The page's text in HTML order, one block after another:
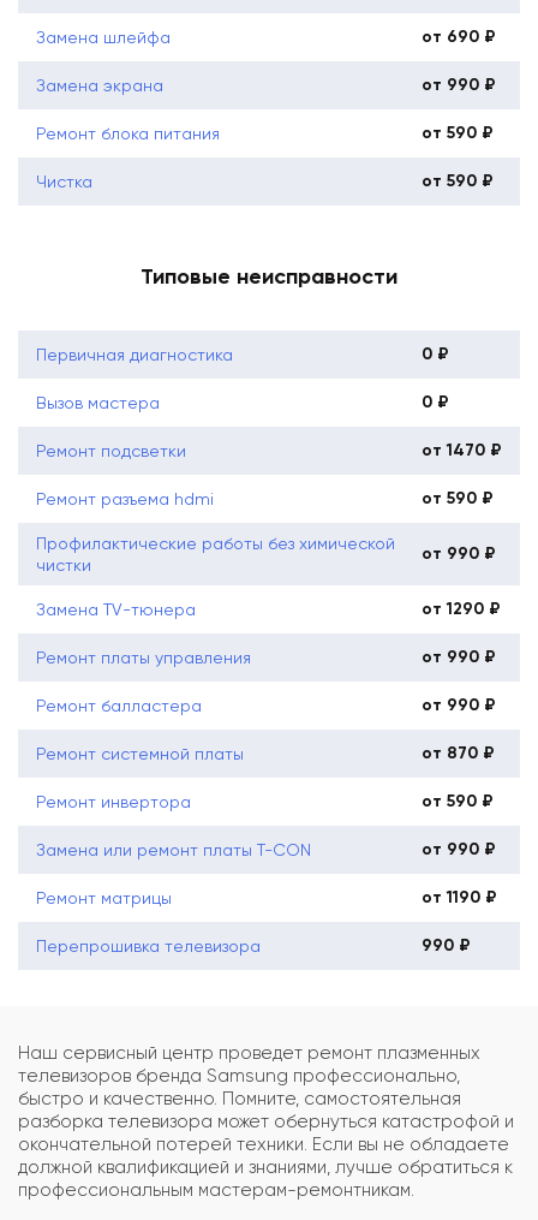
Замена шлейфа от 690 ₽
Замена экрана от 990 ₽
Ремонт блока питания от 590 ₽
Чистка от 590 ₽
Типовые неисправности
Первичная диагностика 0 ₽
Вызов мастера 0 ₽
Ремонт подсветки от 1470 ₽
Ремонт разъема hdmi от 590 ₽
Профилактические работы без химической
чистки
от 990 ₽
Замена TV-тюнера от 1290 ₽
Ремонт платы управления от 990 ₽
Ремонт балластера от 990 ₽
Ремонт системной платы от 870 ₽
Ремонт инвертора от 590 ₽
Замена или ремонт платы T-CON от 990 ₽
Ремонт матрицы от 1190 ₽
Перепрошивка телевизора 990 ₽
Наш сервисный центр проведет ремонт плазменных
телевизоров бренда Samsung профессионально,
быстро и качественно. Помните, самостоятельная
разборка телевизора может обернуться катастрофой и
окончательной потерей техники. Если вы не обладаете
должной квалификацией и знаниями, лучше обратиться к
профессиональным мастерам-ремонтникам.